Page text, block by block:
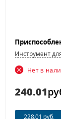
Инструмент
Нет в
240.01
228.01 руб.